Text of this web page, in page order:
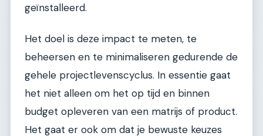
geïnstalleerd.
Het doel is deze impact te meten, te
beheersen en te minimaliseren gedurende de
gehele projectlevenscyclus. In essentie gaat
het niet alleen om het op tijd en binnen
budget opleveren van een matrijs of product.
Het gaat er ook om dat je bewuste keuzes